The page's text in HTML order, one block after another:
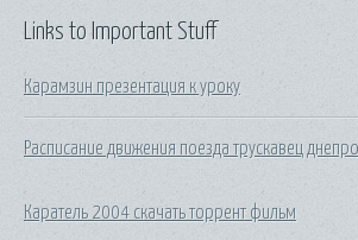
Links to Important Stuff
Карамзин презентация к уроку
Расписание движения поезда трускавец
Каратель 2004 скачать торрент фильм